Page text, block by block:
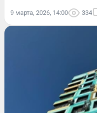
9 марта, 2026, 14:00 334